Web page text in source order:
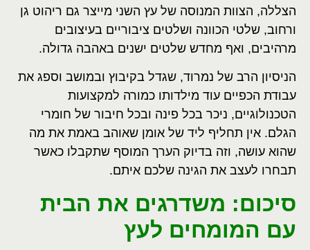
הצללה, הצוות המנוסה של עץ השני מייצר גם ריהוט גן
ורחוב, שלטי הכוונה ושלטים ציבוריים בעיצובים
מרהיבים, ואף מחדש שלטים ישנים באהבה גדולה.
הניסיון הרב של נמרוד, שגדל בקיבוץ ובמושב וספג את
עבודת הכפיים עוד מילדותו כמורה למקצועות
הטכנולוגיים, ניכר בכל פינה ובכל חיבור של חומרי
הגלם. אין תחליף ליד של אומן שאוהב באמת את מה
שהוא עושה, וזה בדיוק הערך המוסף שתקבלו כאשר
תבחרו לעצב את הגינה שלכם איתם.
סיכום: משדרגים את הבית
עם המומחים לעץ